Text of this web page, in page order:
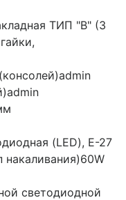
ТИП "B" (3
admin
admin
(LED), Е-27
60W
светодиодной